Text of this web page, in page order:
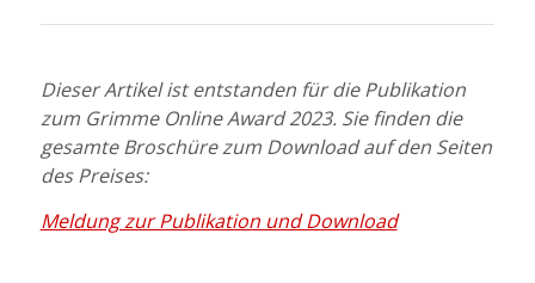
Dieser Artikel ist entstanden für die Publikation
zum Grimme Online Award 2023. Sie finden die
gesamte Broschüre zum Download auf den Seiten
des Preises:
Meldung zur Publikation und Download